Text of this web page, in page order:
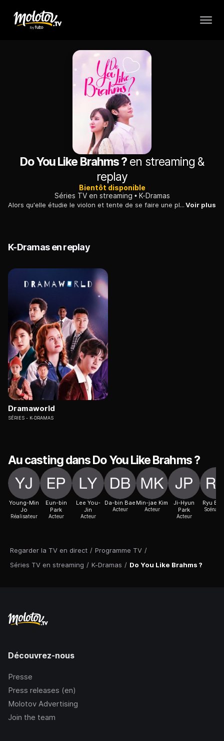
Regarder la TV en direct / Programme TV /
Séries TV en streaming / K-Dramas / Do You Like Brahms ?
Do You Like Brahms ? en streaming &
replay
Bientôt disponible
Séries TV en streaming
K-Dramas
Alors qu'elle étudie le violon et tente de se faire une place malgré des débuts tardifs dans la musique, elle tombe amoureuse d'un pianiste talentueux et solitaire.Voir plus
K-Dramas en replay
Dramaworld
SÉRIES K-DRAMAS
Au casting dans Do You Like Brahms ?
Young-Min
Jo
Réalisateur
Eun-bin
Park
Acteur
Lee You-
Jin
Acteur
Da-bin Bae
Acteur
Min-jae Kim
Acteur
Ji-Hyun
Park
Acteur
Ryu
Découvrez-nous
Presse
Press releases (en)
Molotov Advertising
Join the team